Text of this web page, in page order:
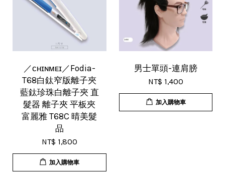
／ᴄʜɪɴᴍᴇɪ／Fodia-
T68白鈦窄版離子夾
藍鈦珍珠白離子夾 直
髮器 離子夾 平板夾
富麗雅 T68C 晴美髮
品
NT$ 1,800
加入購物車
男士單頭-連肩膀
NT$ 1,400
加入購物車